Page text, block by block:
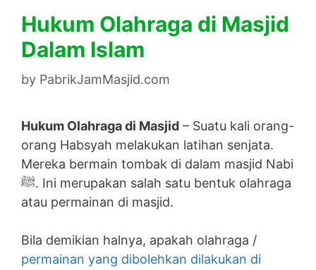
Hukum Olahraga di Masjid
Dalam Islam
by PabrikJamMasjid.com
Hukum Olahraga di Masjid – Suatu kali orang-
orang Habsyah melakukan latihan senjata.
Mereka bermain tombak di dalam masjid Nabi
ﷺ. Ini merupakan salah satu bentuk olahraga
atau permainan di masjid.
Bila demikian halnya, apakah olahraga /
permainan yang dibolehkan dilakukan di